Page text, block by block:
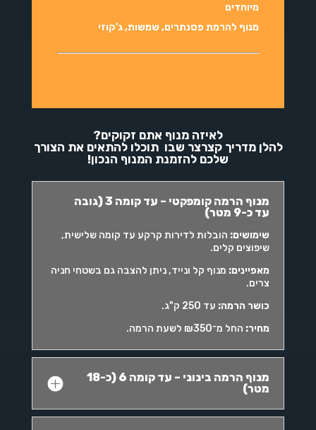
מיוחדים
מנוף להרמת פסנתרים, שמשות, ג'קוזי
לאיזה מנוף אתם זקוקים?
להלן מדריך קצרצר שבו תוכלו להתאים את הצורך
שלכם להזמנת המנוף הנכון!
מנוף הרמה קומפקטי – עד קומה 3 (גובה
עד כ-9 מטר)
שימושים: הובלות לדירות קרקע עד קומה שלישית,
שיפוצים קלים.
מאפיינים: מנוף קל ונייד, ניתן להצבה גם בשטחי חניה
צרים.
כושר הרמה: עד 250 ק"ג.
מחיר: החל מ־₪350 לשעת הרמה.
מנוף הרמה בינוני – עד קומה 6 (כ-18
מטר)